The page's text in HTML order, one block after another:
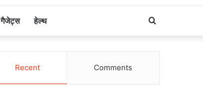
गैजेट्स हेल्थ Search
for
Recent Comments